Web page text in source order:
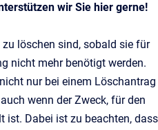
wir Sie hier gerne!
zu löschen sind, sobald sie für
nicht mehr benötigt werden.
nur bei einem Löschantrag
wenn der Zweck, für den
ist. Dabei ist zu beachten, dass